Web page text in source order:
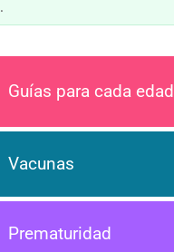
Guías para cada edad
Vacunas
Prematuridad